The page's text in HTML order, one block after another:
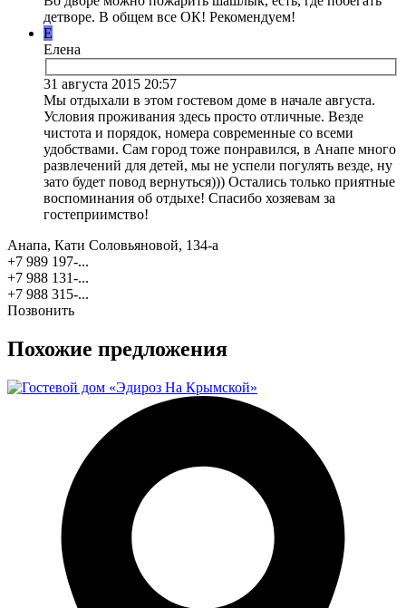
детворе. В общем все ОК! Рекомендуем!
Е
Елена
31 августа 2015 20:57
Мы отдыхали в этом гостевом доме в начале августа.
Условия проживания здесь просто отличные. Везде
чистота и порядок, номера современные со всеми
удобствами. Сам город тоже понравился, в Анапе много
развлечений для детей, мы не успели погулять везде, ну
зато будет повод вернуться))) Остались только приятные
воспоминания об отдыхе! Спасибо хозяевам за
гостеприимство!
Анапа, Кати Соловьяновой, 134-а
+7 989 197-...
+7 988 131-...
+7 988 315-...
Позвонить
Похожие предложения